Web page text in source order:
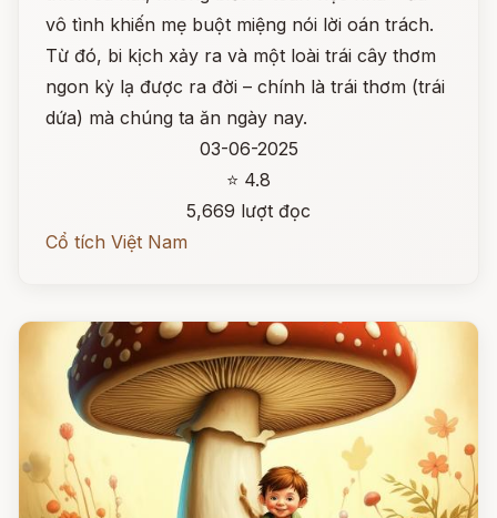
vô tình khiến mẹ buột miệng nói lời oán trách.
Từ đó, bi kịch xảy ra và một loài trái cây thơm
ngon kỳ lạ được ra đời – chính là trái thơm (trái
dứa) mà chúng ta ăn ngày nay.
03-06-2025
⭐ 4.8
5,669 lượt đọc
Cổ tích Việt Nam